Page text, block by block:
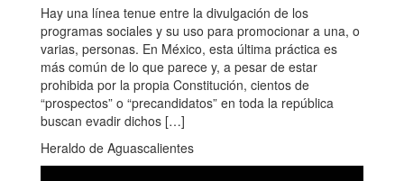
Hay una línea tenue entre la divulgación de los
programas sociales y su uso para promocionar a una, o
varias, personas. En México, esta última práctica es
más común de lo que parece y, a pesar de estar
prohibida por la propia Constitución, cientos de
“prospectos” o “precandidatos” en toda la república
buscan evadir dichos […]
Heraldo de Aguascalientes